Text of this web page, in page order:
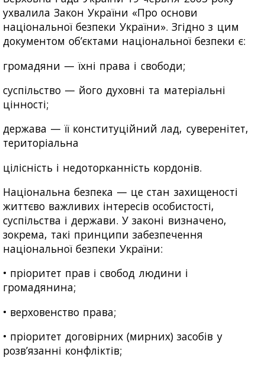
ухвалила Закон України «Про основи
національної безпеки України». Згідно з цим
документом об’єктами національної безпеки є:
громадяни — їхні права і свободи;
суспільство — його духовні та матеріальні
цінності;
держава — її конституційний лад, суверенітет,
територіальна
цілісність і недоторканність кордонів.
Національна безпека — це стан захищеності
життєво важливих інтересів особистості,
суспільства і держави. У законі визначено,
зокрема, такі принципи забезпечення
національної безпеки України:
• пріоритет прав і свобод людини і
громадянина;
• верховенство права;
• пріоритет договірних (мирних) засобів у
розв’язанні конфліктів;